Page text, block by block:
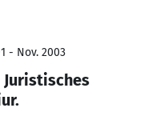
- Nov. 2003